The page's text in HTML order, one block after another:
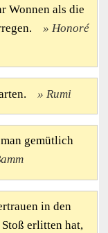
Wonnen als die
Honoré
Rumi
gemütlich
in den
erlitten hat,